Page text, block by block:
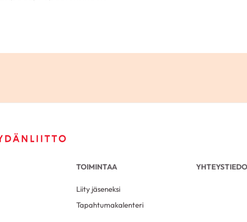
TOIMINTAA
Liity jäseneksi
Tapahtumakalenteri